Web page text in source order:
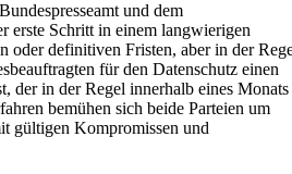
und dem
erste Schritt in einem langwierigen
oder definitiven Fristen, aber in der
für den Datenschutz einen
der in der Regel innerhalb eines Monats
bemühen sich beide Parteien um
gültigen Kompromissen und